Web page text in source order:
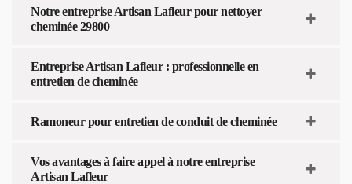
Notre entreprise Artisan Lafleur pour nettoyer
cheminée 29800
Entreprise Artisan Lafleur : professionnelle en
entretien de cheminée
Ramoneur pour entretien de conduit de cheminée
Vos avantages à faire appel à notre entreprise
Artisan Lafleur